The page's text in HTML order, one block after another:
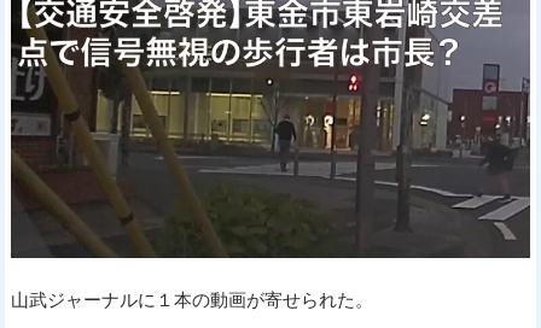
山武ジャーナルに１本の動画が寄せられた。